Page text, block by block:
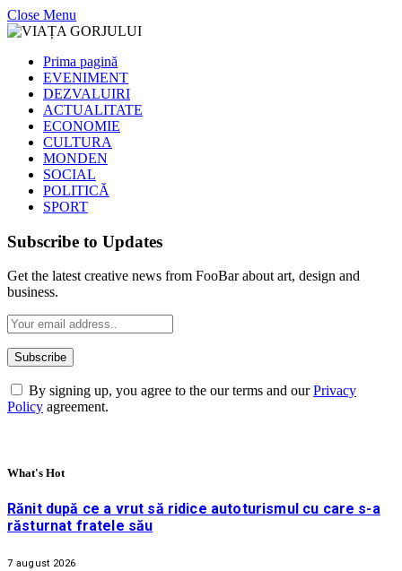
Close Menu
Prima pagină
EVENIMENT
DEZVALUIRI
ACTUALITATE
ECONOMIE
CULTURA
MONDEN
SOCIAL
POLITICĂ
SPORT
Subscribe to Updates
Get the latest creative news from FooBar about art, design and
business.
By signing up, you agree to the our terms and ourPrivacy
Policy agreement.
What's Hot
Rănit după ce a vrut să ridice autoturismul cu care s-a
răsturnat fratele său
7 august 2026